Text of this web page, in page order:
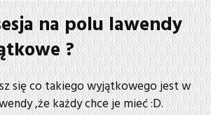
na polu lawendy
?
się co takiego wyjątkowego jest w
,że każdy chce je mieć :D.